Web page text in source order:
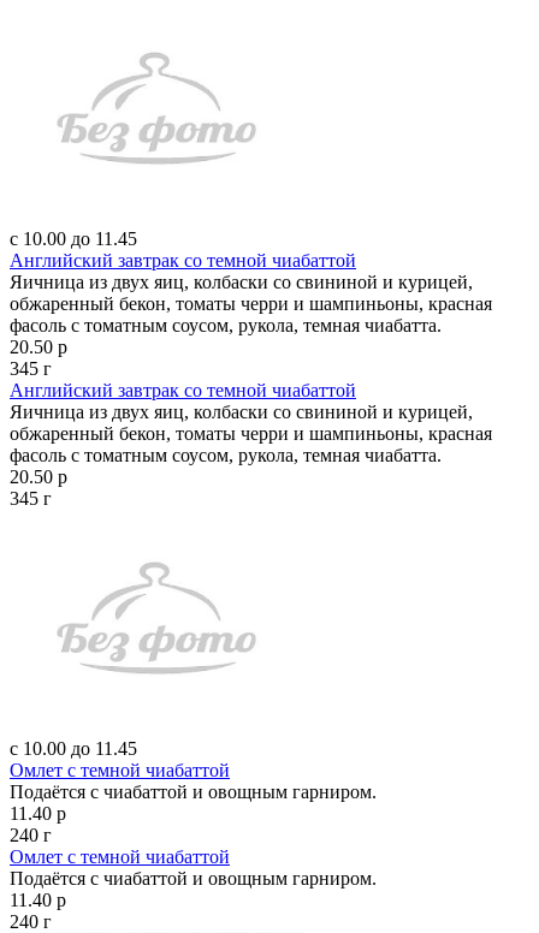
с 10.00 до 11.45
Английский завтрак со темной чиабаттой
Яичница из двух яиц, колбаски со свининой и курицей,
обжаренный бекон, томаты черри и шампиньоны, красная
фасоль с томатным соусом, рукола, темная чиабатта.
20.50 р
345 г
Английский завтрак со темной чиабаттой
Яичница из двух яиц, колбаски со свининой и курицей,
обжаренный бекон, томаты черри и шампиньоны, красная
фасоль с томатным соусом, рукола, темная чиабатта.
20.50 р
345 г
с 10.00 до 11.45
Омлет с темной чиабаттой
Подаётся с чиабаттой и овощным гарниром.
11.40 р
240 г
Омлет с темной чиабаттой
Подаётся с чиабаттой и овощным гарниром.
11.40 р
240 г